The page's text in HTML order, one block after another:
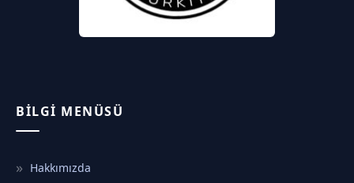
BILGI MENÜSÜ
Hakkımızda